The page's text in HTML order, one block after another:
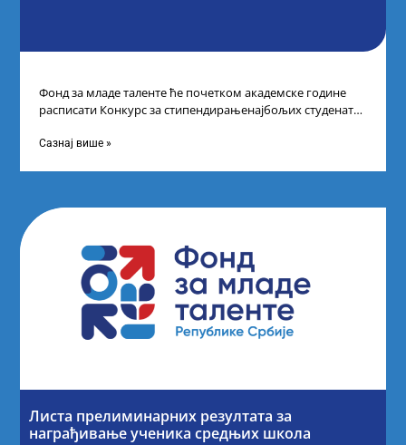
Фонд за младе таленте ће почетком академске године
расписати Конкурс за стипендирањенајбољих студената
Сазнај више »
Листа прелиминарних резултата за
награђивање ученика средњих школа